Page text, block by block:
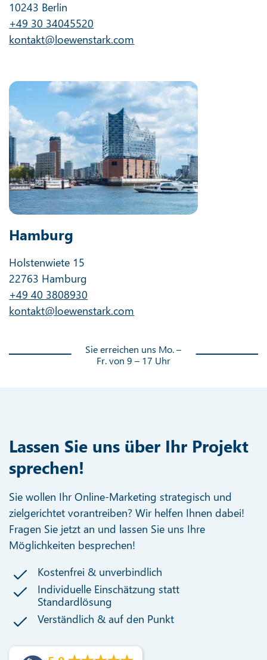
10243 Berlin
+49 30 34045520
kontakt@loewenstark.com
Hamburg
Holstenwiete 15
22763 Hamburg
+49 40 3808930
kontakt@loewenstark.com
Sie erreichen uns Mo. –
Fr. von 9 – 17 Uhr
Lassen Sie uns über Ihr Projekt
sprechen!
Sie wollen Ihr Online-Marketing strategisch und
zielgerichtet vorantreiben? Wir helfen Ihnen dabei!
Fragen Sie jetzt an und lassen Sie uns Ihre
Möglichkeiten besprechen!
Kostenfrei & unverbindlich
Individuelle Einschätzung statt
Standardlösung
Verständlich & auf den Punkt